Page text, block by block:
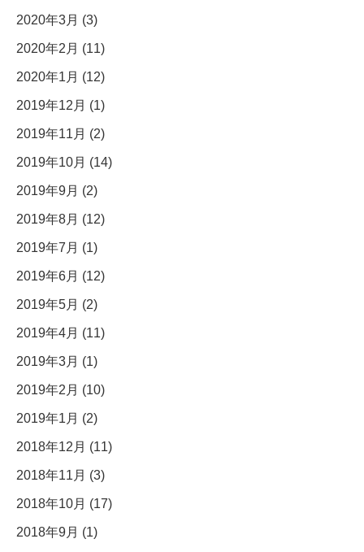
2020年3月 (3)
2020年2月 (11)
2020年1月 (12)
2019年12月 (1)
2019年11月 (2)
2019年10月 (14)
2019年9月 (2)
2019年8月 (12)
2019年7月 (1)
2019年6月 (12)
2019年5月 (2)
2019年4月 (11)
2019年3月 (1)
2019年2月 (10)
2019年1月 (2)
2018年12月 (11)
2018年11月 (3)
2018年10月 (17)
2018年9月 (1)